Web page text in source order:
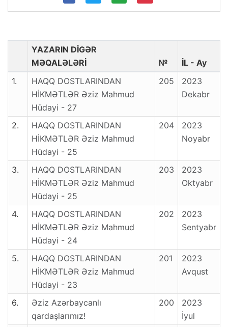
ve de fikirlerinin maddî ve mânevî
İmam-Hatip Lisesi’ni tamamladıktan sonra
bir süre ticaret ve sanayi ile meşgul oldu.
1962 yılında askerliğini amcasıyla
birlikte Siirt-Tillo’da yedek subay öğretmen
olarak yaptı. Görevi sırasında gönlüne
öğretmenlik sevdâsı düştü ve insanları
eğitmekten ve gençlerle meşgul olmaktan
haz alır oldu.
Askerlik dönüşü tekrar kendini sanayi ve
ticaretin içinde buldu. Ancak o, ilim ve hayır
hizmetlerinden hiç kopmadı. İlim Yayma
Cemiyeti’nde faal olarak çalıştı. Kendi işyeri
âdeta bir hayır kurumu ve vakıf gibiydi;
talebelere burs verir, fukaraya yardımcı ve
destek olurdu. Âilenin hayır hizmetleri âdeta
onun uhdesindeydi. Yazıhânesinde îfâ
ettiği bu hizmetleri Hüdâyî Vakfı’nın
kuruluşundan sonra bu vakfa taşıdı.
Kuruluşuna öncülük ettiği vakfın hizmet
ufkunu önce ülkelere sonra kıtalara açtı.
Türkî Cumhuriyetler başta olmak üzere
YAZARIN DİGƏR
MƏQALƏLƏRİ
№
İL - Ay
1.
HAQQ DOSTLARINDAN
HİKMƏTLƏR Əziz Mahmud
Hüdayi - 27
205
2023
Dekabr
2.
HAQQ DOSTLARINDAN
HİKMƏTLƏR Əziz Mahmud
Hüdayi - 25
204
2023
Noyabr
3.
HAQQ DOSTLARINDAN
HİKMƏTLƏR Əziz Mahmud
Hüdayi - 25
203
2023
Oktyabr
4.
HAQQ DOSTLARINDAN
HİKMƏTLƏR Əziz Mahmud
Hüdayi - 24
202
2023
Sentyabr
5.
HAQQ DOSTLARINDAN
HİKMƏTLƏR Əziz Mahmud
Hüdayi - 23
201
2023
Avqust
6.
Əziz Azərbaycanlı
qardaşlarımız!
200
2023
İyul